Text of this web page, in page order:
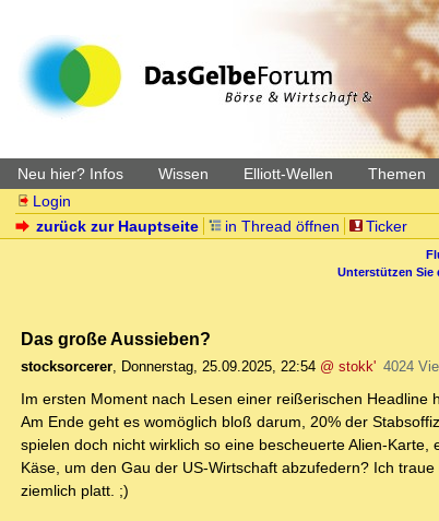
Neu hier? Infos Wissen Elliott-Wellen Themen
Login
zurück zur Hauptseite
in Thread öffnen Ticker
Unterstützen Sie
Das große Aussieben?
stocksorcerer, Donnerstag, 25.09.2025, 22:54 @ stokk' 4024
Im ersten Moment nach Lesen einer reißerischen Headline
Am Ende geht es womöglich bloß darum, 20% der
spielen doch nicht wirklich so eine bescheuerte Alien-
Käse, um den Gau der US-Wirtschaft abzufedern? Ich
ziemlich platt. ;)